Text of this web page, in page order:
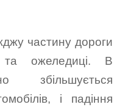
частину дороги
та ожеледиці. В
збільшується
і падіння